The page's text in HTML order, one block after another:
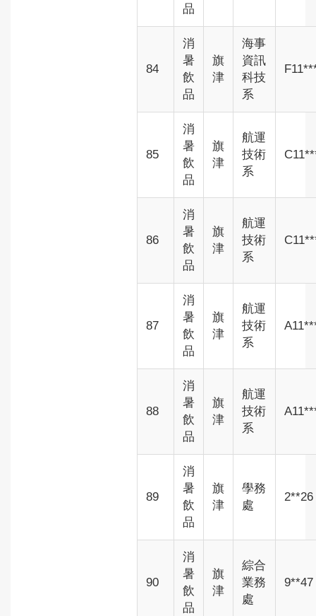
品
84
消
暑
飲
品
旗
津
海事
資訊
科技
系
85
消
暑
飲
品
旗
津
航運
技術
系
86
消
暑
飲
品
旗
津
航運
技術
系
87
消
暑
飲
品
旗
津
航運
技術
系
88
消
暑
飲
品
旗
津
航運
技術
系
89
消
暑
飲
品
旗
津
學務
處
2**26
90
消
暑
飲
品
旗
津
綜合
業務
處
9**47